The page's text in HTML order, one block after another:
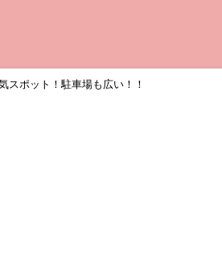
スポット！駐車場も広い！！